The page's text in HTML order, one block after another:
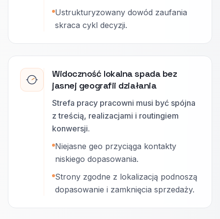
Ustrukturyzowany dowód zaufania
skraca cykl decyzji.
Widoczność lokalna spada bez
jasnej geografii działania
Strefa pracy pracowni musi być spójna
z treścią, realizacjami i routingiem
konwersji.
Niejasne geo przyciąga kontakty
niskiego dopasowania.
Strony zgodne z lokalizacją podnoszą
dopasowanie i zamknięcia sprzedaży.